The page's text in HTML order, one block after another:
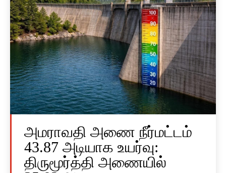
அமராவதி அணை நீர்மட்டம்
43.87 அடியாக உயர்வு:
திருமூர்த்தி அணையில்